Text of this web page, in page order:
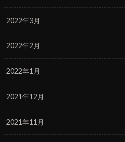
2022年3月
2022年2月
2022年1月
2021年12月
2021年11月